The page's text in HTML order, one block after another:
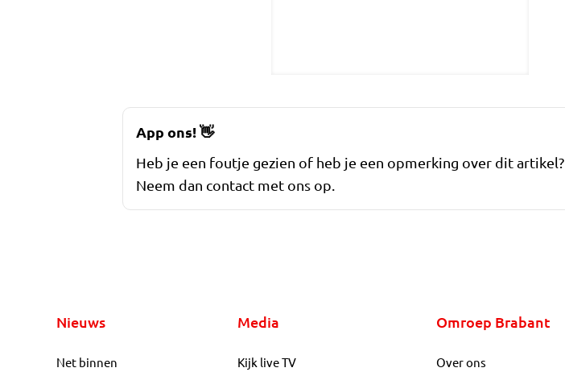
App ons!👋
Heb je een foutje gezien of heb je een opmerking over dit artikel?
Neem dan contact met ons op.
Nieuws
Net binnen
Media
Kijk live TV
Omroep Brabant
Over ons